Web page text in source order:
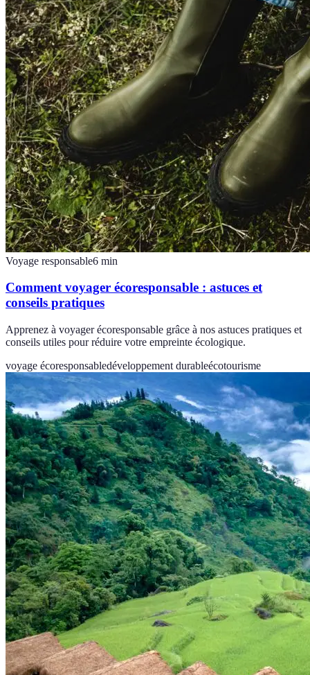
Voyage responsable6 min
Comment voyager écoresponsable : astuces et
conseils pratiques
Apprenez à voyager écoresponsable grâce à nos astuces pratiques et
conseils utiles pour réduire votre empreinte écologique.
voyage écoresponsabledéveloppement durableécotourisme